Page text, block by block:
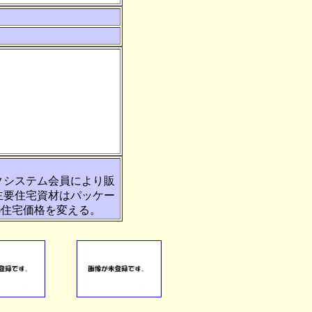
ステム会員により販
住宅資材はパッケー
宅価格を変える。